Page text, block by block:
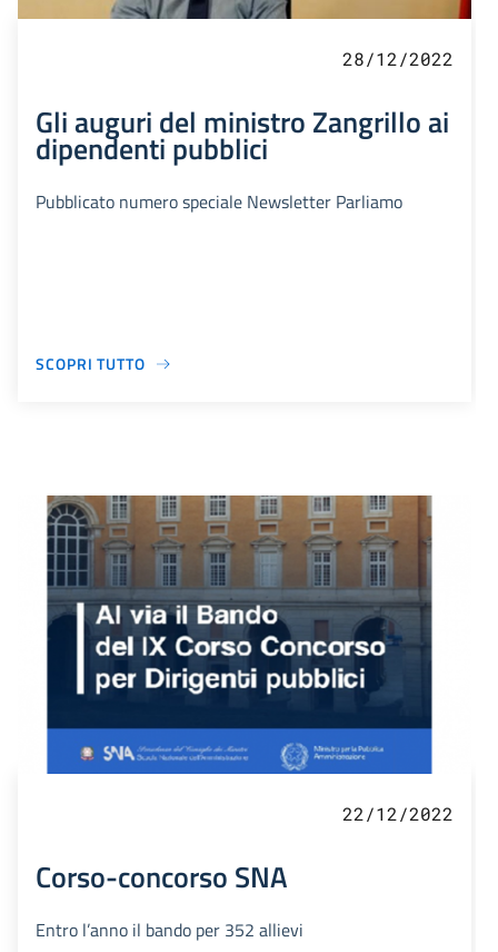
28/12/2022
Gli auguri del ministro Zangrillo ai
dipendenti pubblici
Pubblicato numero speciale Newsletter Parliamo
SCOPRI TUTTO
22/12/2022
Corso-concorso SNA
Entro l’anno il bando per 352 allievi